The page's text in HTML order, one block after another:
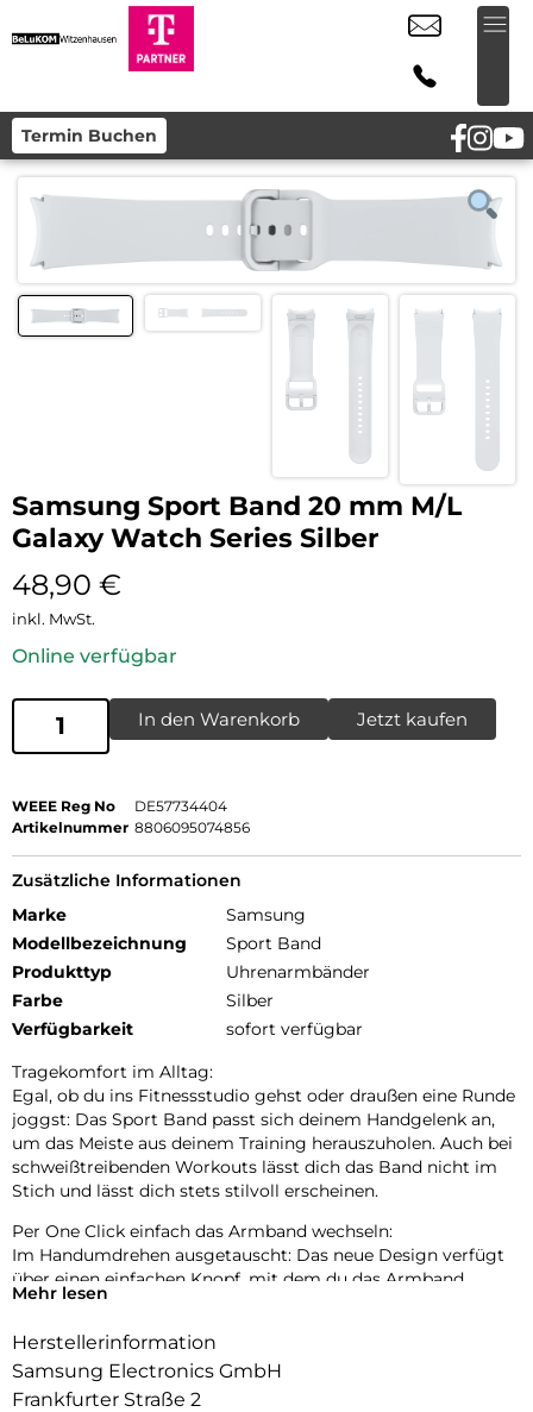
Termin Buchen
Samsung Sport Band 20 mm M/L
Galaxy Watch Series Silber
48,90 €
inkl. MwSt.
Online verfügbar
In den Warenkorb Jetzt kaufen
WEEE Reg No
DE57734404
Artikelnummer 8806095074856
Zusätzliche Informationen
Marke
Samsung
Modellbezeichnung
Sport Band
Produkttyp
Uhrenarmbänder
Farbe
Silber
Verfügbarkeit
sofort verfügbar
Tragekomfort im Alltag:
Egal, ob du ins Fitnessstudio gehst oder draußen eine Runde
joggst: Das Sport Band passt sich deinem Handgelenk an,
um das Meiste aus deinem Training herauszuholen. Auch bei
schweißtreibenden Workouts lässt dich das Band nicht im
Stich und lässt dich stets stilvoll erscheinen.
Per One Click einfach das Armband wechseln:
Im Handumdrehen ausgetauscht: Das neue Design verfügt
über einen einfachen Knopf, mit dem du das Armband
mühelos mit nur einem Klick anbringen und wieder
deinen individuellen Geschmack anpassen. Die Sport Bands
sind sowohl mit der Watch6 als auch mit der Watch6 Classic
kompatibel.
Mehr lesen
Herstellerinformation
Samsung Electronics GmbH
Frankfurter Straße 2